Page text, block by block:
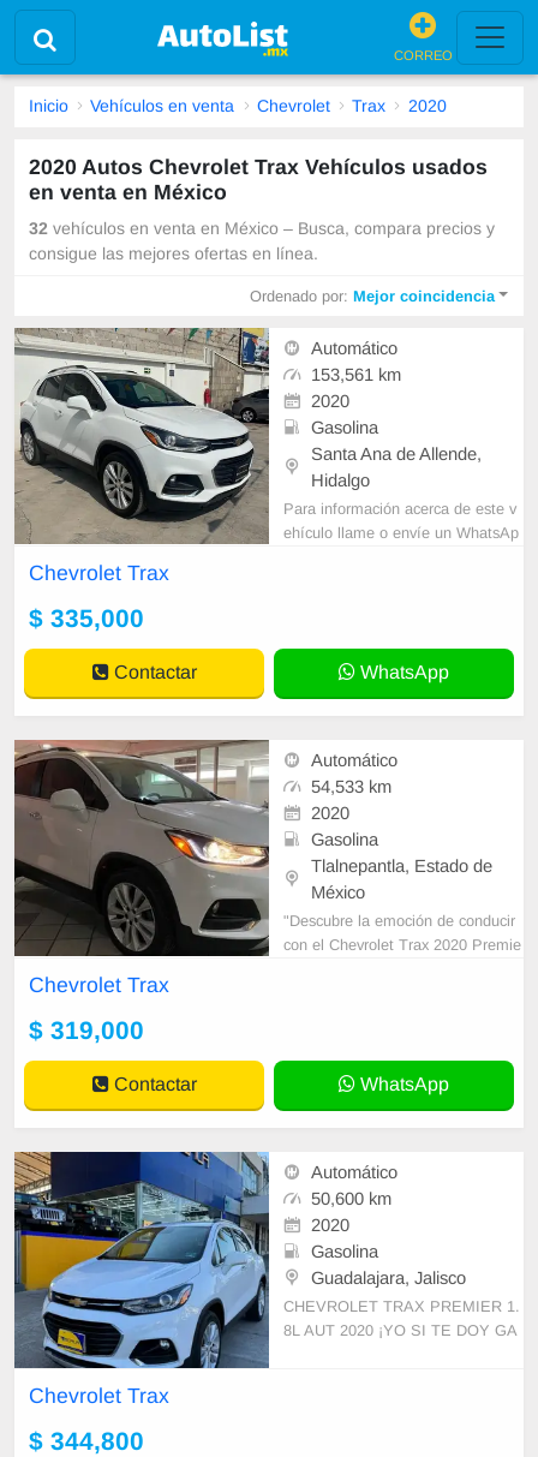
CORREO
Inicio Vehículos en venta Chevrolet Trax 2020
2020 Autos Chevrolet Trax Vehículos usados
en venta en México
32 vehículos en venta en México – Busca, compara precios y
consigue las mejores ofertas en línea.
Ordenado por:Mejor coincidencia
Automático
153,561 km
2020
Gasolina
Santa Ana de Allende,
Hidalgo
Para información acerca de este v
ehículo llame o envíe un WhatsAp
Chevrolet Trax
$ 335,000
Contactar WhatsApp
Automático
54,533 km
2020
Gasolina
Tlalnepantla, Estado de
México
"Descubre la emoción de conducir
con el Chevrolet Trax 2020 Premie
Chevrolet Trax
$ 319,000
Contactar WhatsApp
Automático
50,600 km
2020
Gasolina
Guadalajara, Jalisco
CHEVROLET TRAX PREMIER 1.
8L AUT 2020 ¡YO SI TE DOY GA
Chevrolet Trax
$ 344,800